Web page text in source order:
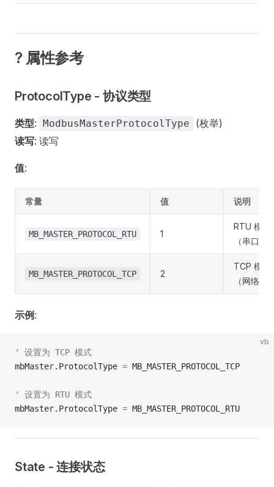
? 属性参考
ProtocolType - 协议类型
类型: ModbusMasterProtocolType
(枚举)
读写: 读写
值:
常量 值 说明
MB_MASTER_PROTOCOL_RTU 1
RTU 模式
（串口通
MB_MASTER_PROTOCOL_TCP 2
TCP 模式
（网络通
示例 :
vb
' 设置为 TCP 模式
mbMaster.ProtocolType = MB_MASTER_PROTOCOL_TCP
' 设置为 RTU 模式
mbMaster.ProtocolType = MB_MASTER_PROTOCOL_RTU
State - 连接状态